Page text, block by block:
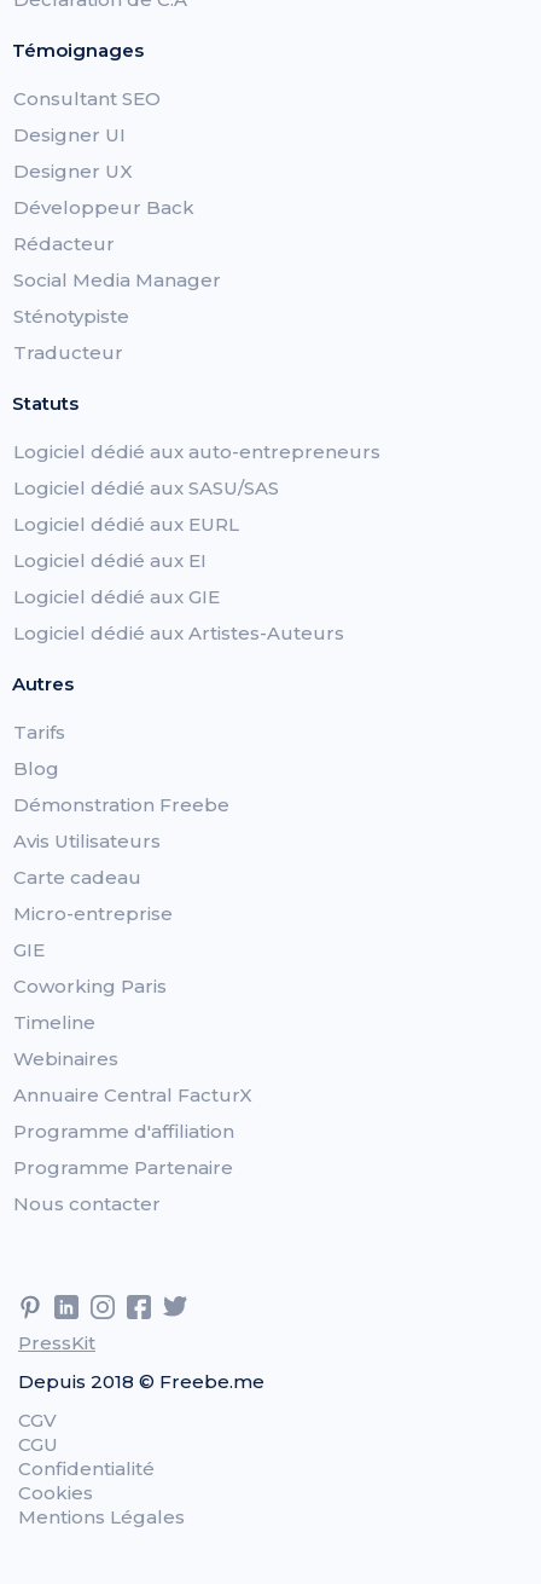
Témoignages
Consultant SEO
Designer UI
Designer UX
Développeur Back
Rédacteur
Social Media Manager
Sténotypiste
Traducteur
Statuts
Logiciel dédié aux auto-entrepreneurs
Logiciel dédié aux SASU/SAS
Logiciel dédié aux EURL
Logiciel dédié aux EI
Logiciel dédié aux GIE
Logiciel dédié aux Artistes-Auteurs
Autres
Tarifs
Blog
Démonstration Freebe
Avis Utilisateurs
Carte cadeau
Micro-entreprise
GIE
Coworking Paris
Timeline
Webinaires
Annuaire Central FacturX
Programme d'affiliation
Programme Partenaire
Nous contacter
PressKit
Depuis 2018 © Freebe.me
CGV
CGU
Confidentialité
Cookies
Mentions Légales